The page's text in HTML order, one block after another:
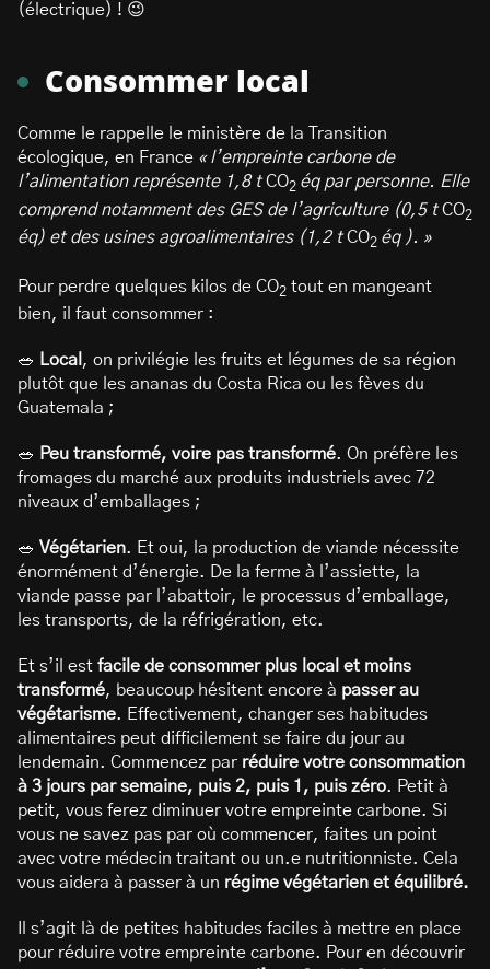
(électrique) ! 😉
Consommer local
Comme le rappelle le ministère de la Transition
écologique, en France « l’empreinte carbone de
l’alimentation représente 1,8 tCO2 éq par personne. Elle
comprend notamment des GES de l’agriculture (0,5 tCO2
éq) et des usines agroalimentaires (1,2 tCO2 éq ). »
Pour perdre quelques kilos de CO2 tout en mangeant
bien, il faut consommer :
🥗 Local , on privilégie les fruits et légumes de sa région
plutôt que les ananas du Costa Rica ou les fèves du
Guatemala ;
🥗 Peu transformé, voire pas transformé. On préfère les
fromages du marché aux produits industriels avec 72
niveaux d’emballages ;
🥗 Végétarien. Et oui, la production de viande nécessite
énormément d’énergie. De la ferme à l’assiette, la
viande passe par l’abattoir, le processus d’emballage,
les transports, de la réfrigération, etc.
Et s’il est facile de consommer plus local et moins
transformé, beaucoup hésitent encore à passer au
végétarisme. Effectivement, changer ses habitudes
alimentaires peut difficilement se faire du jour au
lendemain. Commencez par réduire votre consommation
à 3 jours par semaine, puis 2, puis 1, puis zéro. Petit à
petit, vous ferez diminuer votre empreinte carbone. Si
vous ne savez pas par où commencer, faites un point
avec votre médecin traitant ou un.e nutritionniste. Cela
vous aidera à passer à un régime végétarien et équilibré.
Il s’agit là de petites habitudes faciles à mettre en place
pour réduire votre empreinte carbone. Pour en découvrir